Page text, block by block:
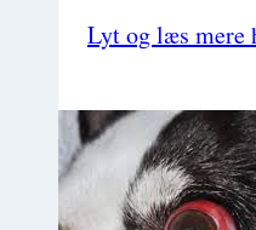
Lyt og læs mere